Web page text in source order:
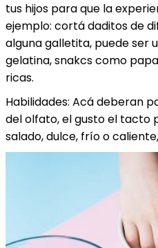
tus hijos para que la
ejemplo: cortá daditos de
alguna galletita, puede ser
gelatina, snakcs como
ricas.
Habilidades: Acá deberan
del olfato, el gusto el tacto
salado, dulce, frío o